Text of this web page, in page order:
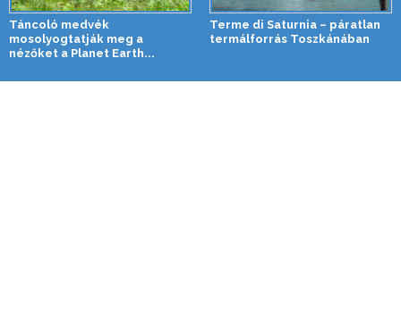
Táncoló medvék
mosolyogtatják meg a
nézőket a Planet Earth...
Terme di Saturnia – páratlan
termálforrás Toszkánában